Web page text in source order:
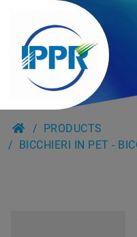
PRODUCTS
BICCHIERI IN PET -